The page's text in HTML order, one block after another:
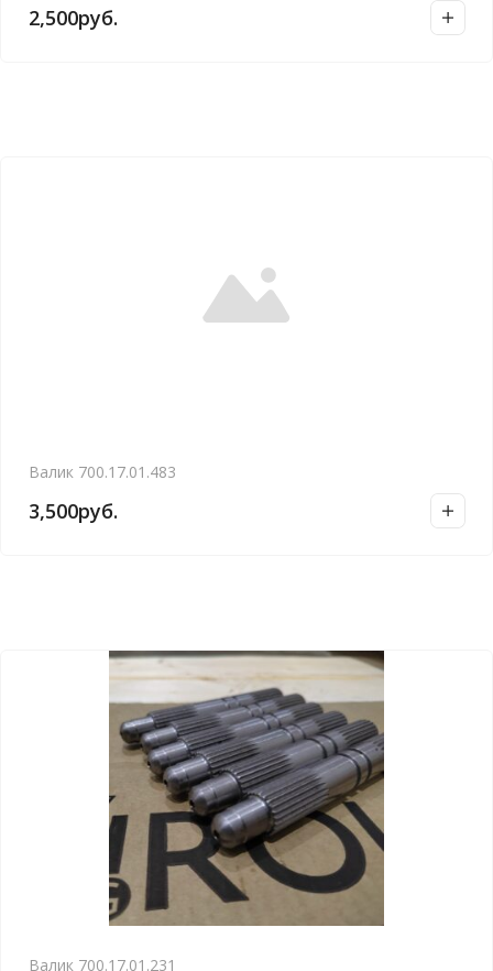
2,500руб.
Валик 700.17.01.483
3,500руб.
Валик 700.17.01.231